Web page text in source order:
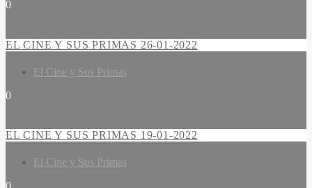
0
EL CINE Y SUS PRIMAS 26-01-2022
El Cine y Sus Primas
0
EL CINE Y SUS PRIMAS 19-01-2022
El Cine y Sus Primas